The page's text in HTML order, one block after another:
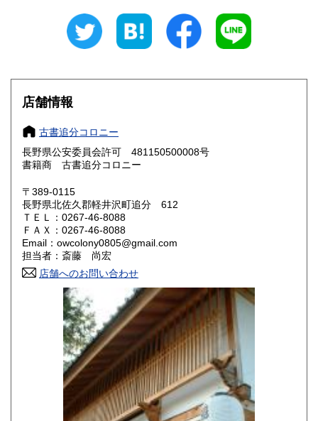
600円 三重県
大阪府
奈良県
鳥取県 600円 島根県
岡山県
山口県 600円
香川県 600円 愛媛県
高知県 600円
600円 長崎県
600円 大分県
600円 鹿児島県
600円
店舗情報
古書追分コロニー
長野県公安委員会許可 481150500008号
書籍商 古書追分コロニー
〒389-0115
長野県北佐久郡軽井沢町追分 612
ＴＥＬ：0267-46-8088
ＦＡＸ：0267-46-8088
Email：owcolony0805@gmail.com
担当者：斎藤 尚宏
店舗へのお問い合わせ